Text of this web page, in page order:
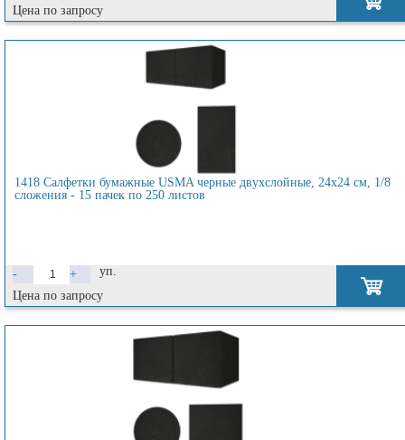
Цена по запросу
1418 Салфетки бумажные USMA черные двухслойные, 24х24 см, 1/8
сложения - 15 пачек по 250 листов
- +
уп.
Цена по запросу